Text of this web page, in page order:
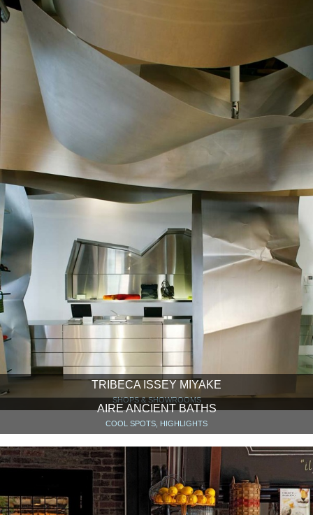
TRIBECA ISSEY MIYAKE
SHOPS & SHOWROOMS
AIRE ANCIENT BATHS
COOL SPOTS, HIGHLIGHTS